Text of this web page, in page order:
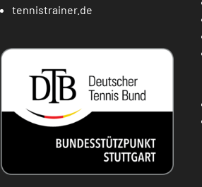
tennistrainer.de